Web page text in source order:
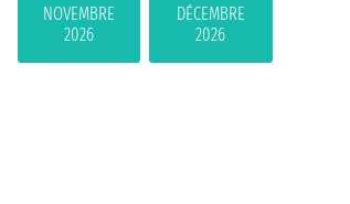
NOVEMBRE
2026
DÉCEMBRE
2026